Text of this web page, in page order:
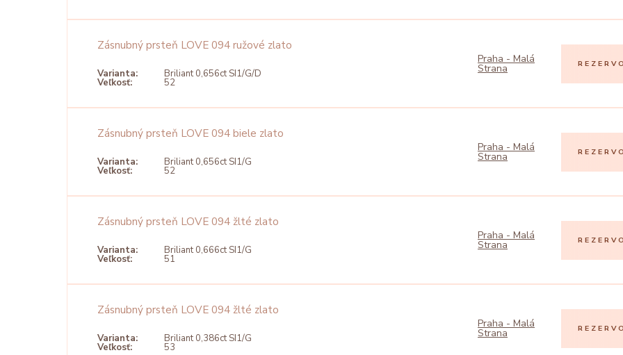
Zásnubný prsteň LOVE 094 ružové zlato
Varianta: Briliant 0,656ct SI1/G/D
Veľkosť: 52
Praha - Malá
Strana
Zásnubný prsteň LOVE 094 biele zlato
Varianta: Briliant 0,656ct SI1/G
Veľkosť: 52
Praha - Malá
Strana
Zásnubný prsteň LOVE 094 žlté zlato
Varianta: Briliant 0,666ct SI1/G
Veľkosť: 51
Praha - Malá
Strana
Zásnubný prsteň LOVE 094 žlté zlato
Varianta: Briliant 0,386ct SI1/G
Veľkosť: 53
Praha - Malá
Strana